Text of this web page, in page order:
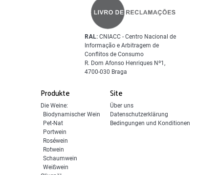
Produkte
Die Weine:
Biodynamischer Wein
Pet-Nat
Portwein
Roséwein
Rotwein
Schaumwein
Weißwein
Site
Über uns
Datenschutzerklärung
Bedingungen und Konditionen
RAL: CNIACC - Centro Nacional de
Informação e Arbitragem de
Conflitos de Consumo
R. Dom Afonso Henriques Nº1,
4700-030 Braga